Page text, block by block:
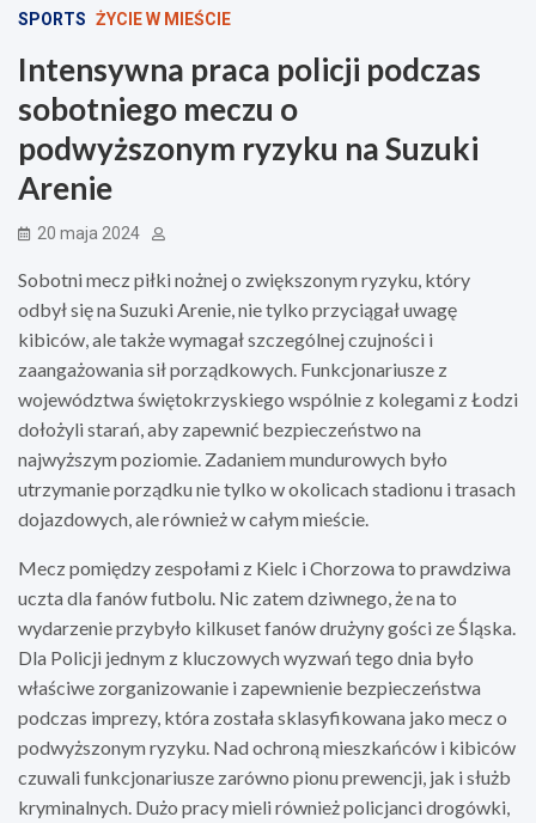
SPORTS ŻYCIE W MIEŚCIE
Intensywna praca policji podczas
sobotniego meczu o
podwyższonym ryzyku na Suzuki
Arenie
20 maja 2024
Sobotni mecz piłki nożnej o zwiększonym ryzyku, który
odbył się na Suzuki Arenie, nie tylko przyciągał uwagę
kibiców, ale także wymagał szczególnej czujności i
zaangażowania sił porządkowych. Funkcjonariusze z
województwa świętokrzyskiego wspólnie z kolegami z Łodzi
dołożyli starań, aby zapewnić bezpieczeństwo na
najwyższym poziomie. Zadaniem mundurowych było
utrzymanie porządku nie tylko w okolicach stadionu i trasach
dojazdowych, ale również w całym mieście.
Mecz pomiędzy zespołami z Kielc i Chorzowa to prawdziwa
uczta dla fanów futbolu. Nic zatem dziwnego, że na to
wydarzenie przybyło kilkuset fanów drużyny gości ze Śląska.
Dla Policji jednym z kluczowych wyzwań tego dnia było
właściwe zorganizowanie i zapewnienie bezpieczeństwa
podczas imprezy, która została sklasyfikowana jako mecz o
podwyższonym ryzyku. Nad ochroną mieszkańców i kibiców
czuwali funkcjonariusze zarówno pionu prewencji, jak i służb
kryminalnych. Dużo pracy mieli również policjanci drogówki,